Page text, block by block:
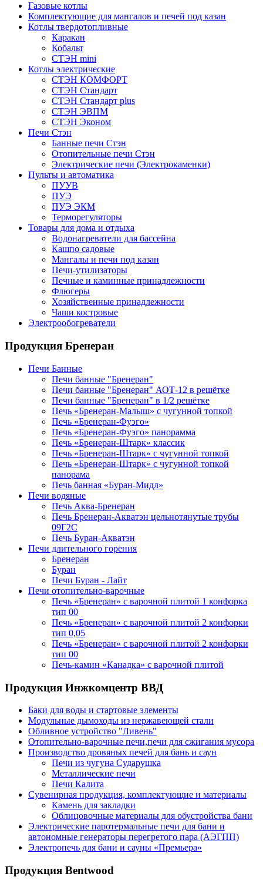
Газовые котлы
Комплектующие для мангалов и печей под казан
Котлы твердотопливные
Каракан
Кобальт
СТЭН mini
Котлы электрические
СТЭН КОМФОРТ
СТЭН Стандарт
СТЭН Стандарт plus
СТЭН ЭВПМ
СТЭН Эконом
Печи Стэн
Банные печи Стэн
Отопительные печи Стэн
Электрические печи (Электрокаменки)
Пульты и автоматика
ПУУВ
ПУЭ
ПУЭ ЭКМ
Терморегуляторы
Товары для дома и отдыха
Водонагреватели для бассейна
Кашпо садовые
Мангалы и печи под казан
Печи-утилизаторы
Печные и каминные принадлежности
Флюгеры
Хозяйственные принадлежности
Чаши костровые
Электрообогреватели
Продукция Бренеран
Печи Банные
Печи банные "Бренеран"
Печи банные "Бренеран" АОТ-12 в решётке
Печи банные "Бренеран" в 1/2 решётке
Печь «Бренеран-Малыш» с чугунной топкой
Печь «Бренеран-Фуэго»
Печь «Бренеран-Фуэго» панорамма
Печь «Бренеран-Штарк» классик
Печь «Бренеран-Штарк» с чугунной топкой
Печь «Бренеран-Штарк» с чугунной топкой
панорама
Печь банная «Буран-Мидл»
Печи водяные
Печь Аква-Бренеран
Печь Бренеран-Акватэн цельнотянутые трубы
09Г2С
Печь Буран-Акватэн
Печи длительного горения
Бренеран
Буран
Печи Буран - Лайт
Печи отопительно-варочные
Печь «Бренеран» с варочной плитой 1 конфорка
тип 00
Печь «Бренеран» с варочной плитой 2 конфорки
тип 0,05
Печь «Бренеран» с варочной плитой 2 конфорки
тип 00
Печь-камин «Канадка» с варочной плитой
Продукция Инжкомцентр ВВД
Баки для воды и стартовые элементы
Модульные дымоходы из нержавеющей стали
Обливное устройство "Ливень"
Отопительно-варочные печи,печи для сжигания мусора
Производство дровяных печей для бань и саун
Печи из чугуна Сударушка
Металлические печи
Печи Калита
Сувенирная продукция, комплектующие и материалы
Камень для закладки
Облицовочные материалы для обустройства бани
Электрические паротермальные печи для бани и
автономные генераторы перегретого пара (АЭГПП)
Электропечь для бани и сауны «Премьера»
Продукция Bentwood